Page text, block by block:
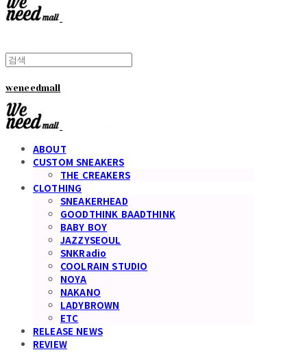
weneedmall
ABOUT
CUSTOM SNEAKERS
THE CREAKERS
CLOTHING
SNEAKERHEAD
GOODTHINK BAADTHINK
BABY BOY
JAZZYSEOUL
SNKRadio
COOLRAIN STUDIO
NOYA
NAKANO
LADYBROWN
ETC
RELEASE NEWS
REVIEW